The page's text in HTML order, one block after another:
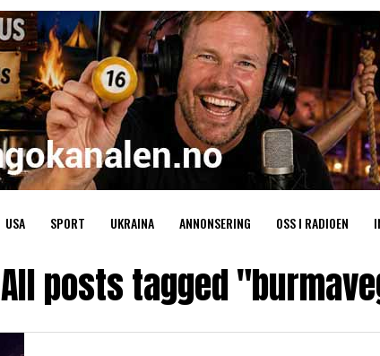
USA SPORT UKRAINA ANNONSERING OSS I RADIOEN
All posts tagged